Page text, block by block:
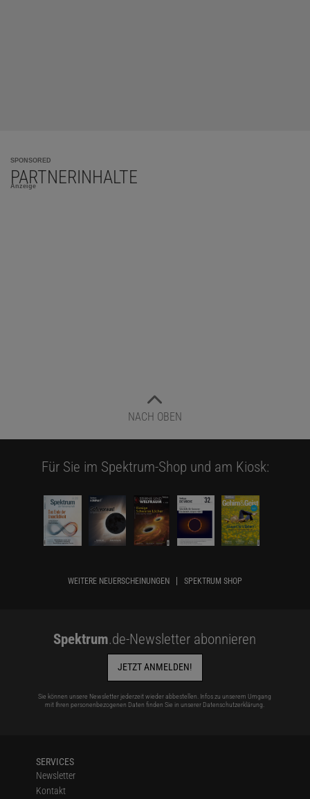
SPONSORED
PARTNERINHALTE
Anzeige
NACH OBEN
Für Sie im Spektrum-Shop und am Kiosk:
WEITERE NEUERSCHEINUNGEN SPEKTRUM SHOP
Spektrum.de-Newsletter abonnieren
JETZT ANMELDEN!
Sie können unsere Newsletter jederzeit wieder abbestellen. Infos zu unserem Umgang
mit Ihren personenbezogenen Daten finden Sie in unserer Datenschutzerklärung.
SERVICES
Newsletter
Kontakt